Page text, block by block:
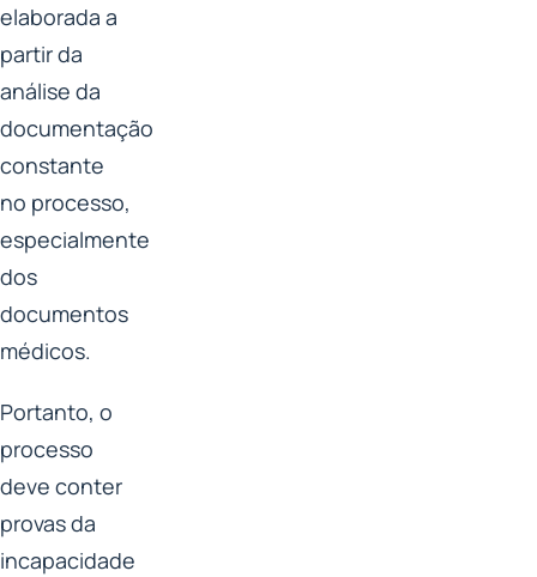
elaborada a
partir da
análise da
documentação
constante
no processo,
especialmente
dos
documentos
médicos.
Portanto, o
processo
deve conter
provas da
incapacidade